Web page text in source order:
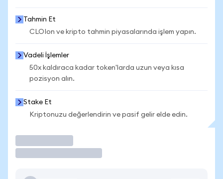
Tahmin Et
CLOIon ve kripto tahmin piyasalarında işlem yapın.
Vadeli İşlemler
50x kaldıraca kadar token'larda uzun veya kısa
pozisyon alın.
Stake Et
Kriptonuzu değerlendirin ve pasif gelir elde edin.